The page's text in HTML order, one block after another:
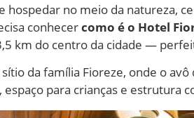
hospedar no meio da natureza,
conhecercomo é o Hotel
km do centro da cidade —
da família Fioreze, onde o
espaço para crianças e estrutura